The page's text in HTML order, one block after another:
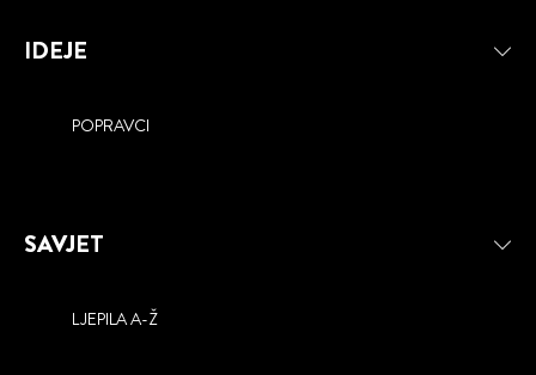
IDEJE
POPRAVCI
SAVJET
LJEPILA A-Ž